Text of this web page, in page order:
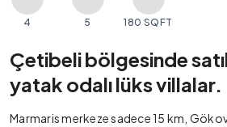
4 5 180 SQFT
Çetibeli bölgesinde
yatak odalı lüks villalar.
Marmaris merkeze sadece 15 km,